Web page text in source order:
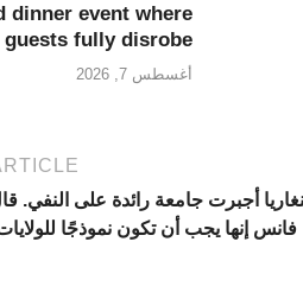
dinner event where
guests fully disrobe
أغسطس 7, 2026
أجبرت جامعة رائدة على النفي.
فانس إنها يجب أن تكون نموذجًا